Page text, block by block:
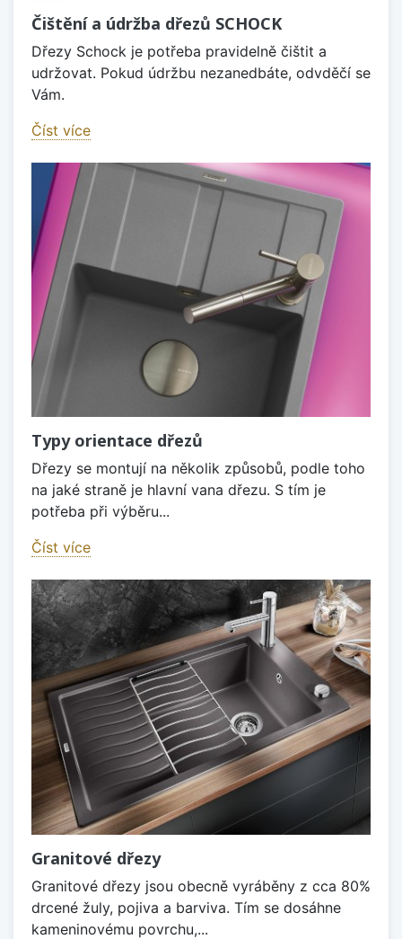
Čištění a údržba dřezů SCHOCK
Dřezy Schock je potřeba pravidelně čištit a
udržovat. Pokud údržbu nezanedbáte, odvděčí se
Vám.
Číst více
Typy orientace dřezů
Dřezy se montují na několik způsobů, podle toho
na jaké straně je hlavní vana dřezu. S tím je
potřeba při výběru...
Číst více
Granitové dřezy
Granitové dřezy jsou obecně vyráběny z cca 80%
drcené žuly, pojiva a barviva. Tím se dosáhne
kameninovému povrchu,...